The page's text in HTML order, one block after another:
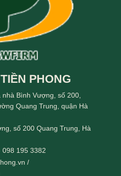
PHONG
Bình Vượng, số 200,
Quang Trung, quận Hà
số 200 Quang Trung, Hà
195 3382
/